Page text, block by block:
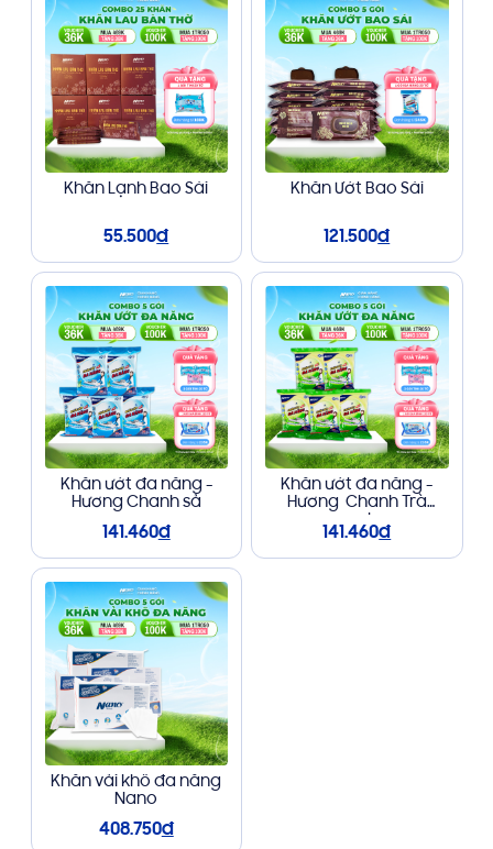
Khăn Lạnh Bao Sái
55.500đ
Khăn Ướt Bao Sái
121.500đ
Khăn ướt đa năng -
Hương Chanh sả
141.460đ
Khăn ướt đa năng -
Hương Chanh Trà
xanh
141.460đ
Khăn vải khô đa năng
Nano
408.750đ